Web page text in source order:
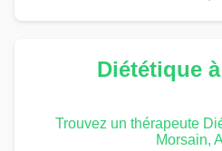
Diététique
Trouvez un thérapeute
Morsain,